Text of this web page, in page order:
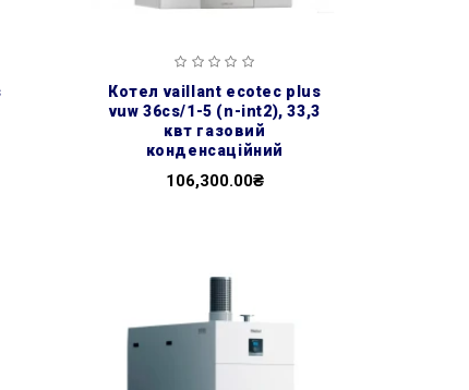
котел vaillant ecotec plus
vuw 36cs/1-5 (n-int2), 33,3
квт газовий
конденсаційний
106,300.00₴